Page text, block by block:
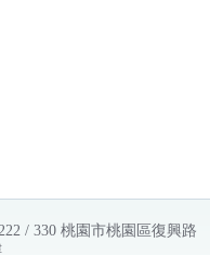
/ 330 桃園市桃園區復興路